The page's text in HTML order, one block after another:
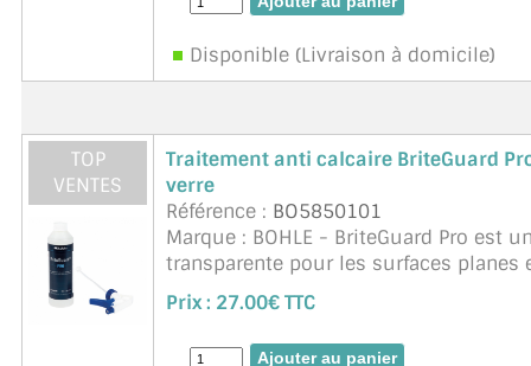
Disponible (Livraison à domicile)
TOP
VENTES
Traitement anti calcaire BriteGuard
verre
Référence : BO5850101
Marque : BOHLE - BriteGuard Pro est
transparente pour les surfaces planes
protege rapidement et efficacement
clean e ...suite
Prix : 27.00€ TTC